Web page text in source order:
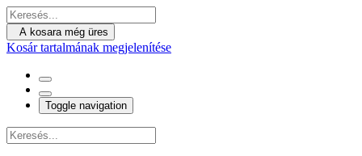
A kosara még üres
Kosár tartalmának megjelenítése
Toggle navigation